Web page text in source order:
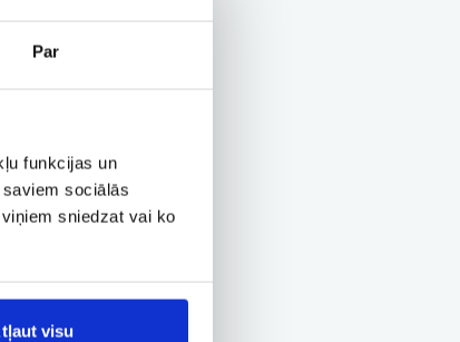
Par
funkcijas un
sociālās
sniedzat vai ko
visu